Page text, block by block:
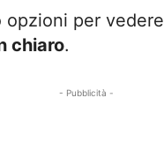
opzioni per vedere
chiaro.
- Pubblicità -